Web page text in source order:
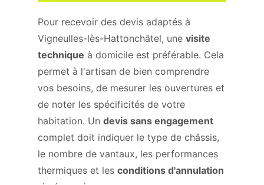
Pour recevoir des devis adaptés à
Vigneulles-lès-Hattonchâtel, une visite
technique à domicile est préférable. Cela
permet à l'artisan de bien comprendre
vos besoins, de mesurer les ouvertures et
de noter les spécificités de votre
habitation. Un devis sans engagement
complet doit indiquer le type de châssis,
le nombre de vantaux, les performances
thermiques et les conditions d'annulation